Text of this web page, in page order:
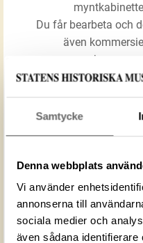
Samtycke
Denna webbplats
Vi använder
annonserna till
sociala medier och
även sådana identifierare
Mynt
Föremålsnummer
Mediatyp
Du får bearbeta och
även